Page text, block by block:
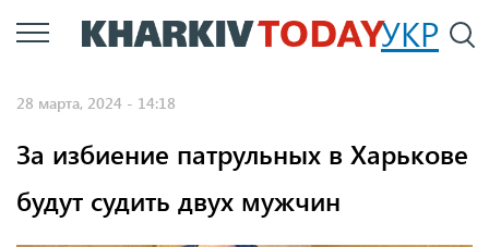
Перейти
к
УКР
28 марта, 2024 - 14:18
За избиение патрульных в Харькове
будут судить двух мужчин